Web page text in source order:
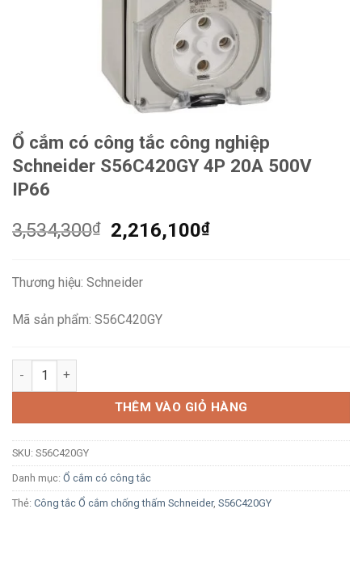
Ổ cắm có công tắc công nghiệp
Schneider S56C420GY 4P 20A 500V
IP66
3,534,300₫
Giá
3,534,300₫.
2,216,100₫Giá
Thương hiệu: Schneider
Mã sản phẩm: S56C420GY
Ổ cắm có công tắc công nghiệp Schneider S56C420GY 4P 20A
THÊM VÀO GIỎ HÀNG
SKU: S56C420GY
Danh mục: Ổ cắm có công tắc
Thẻ: Công tắc Ổ cắm chống thấm Schneider, S56C420GY